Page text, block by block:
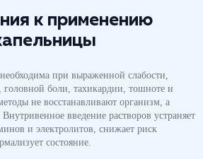
к применению
при выраженной слабости,
боли, тахикардии, тошноте и
не восстанавливают организм, а
введение растворов устраняет
и электролитов, снижает риск
состояние.